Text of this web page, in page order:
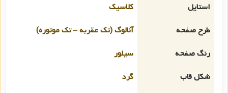
استایل
کلاسیک
طرح صفحه
آنالوگ (تک عقربه – تک موتوره)
رنگ صفحه
سیلور
شکل قاب
گرد